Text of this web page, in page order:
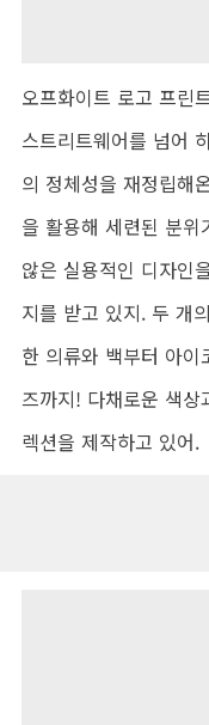
오프화이트 로고 프린
스트리트웨어를 넘어
의 정체성을 재정립해
을 활용해 세련된 분위
않은 실용적인 디자인
지를 받고 있지. 두 개
한 의류와 백부터 아
즈까지! 다채로운 색상
렉션을 제작하고 있어.